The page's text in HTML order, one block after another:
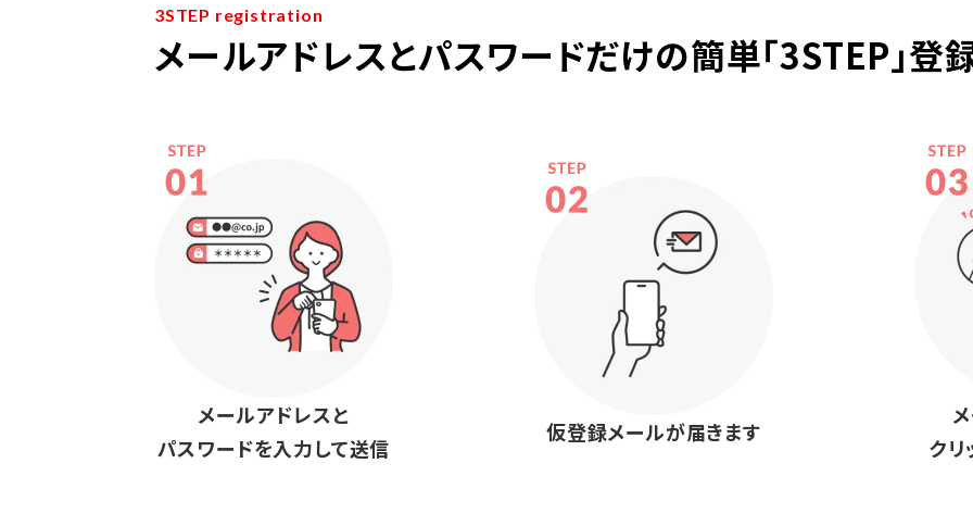
3STEP registration
メールアドレスとパスワードだけの簡単「3STEP」登
メールアドレスと
パスワードを入力して送信
仮登録メールが届きます
ク